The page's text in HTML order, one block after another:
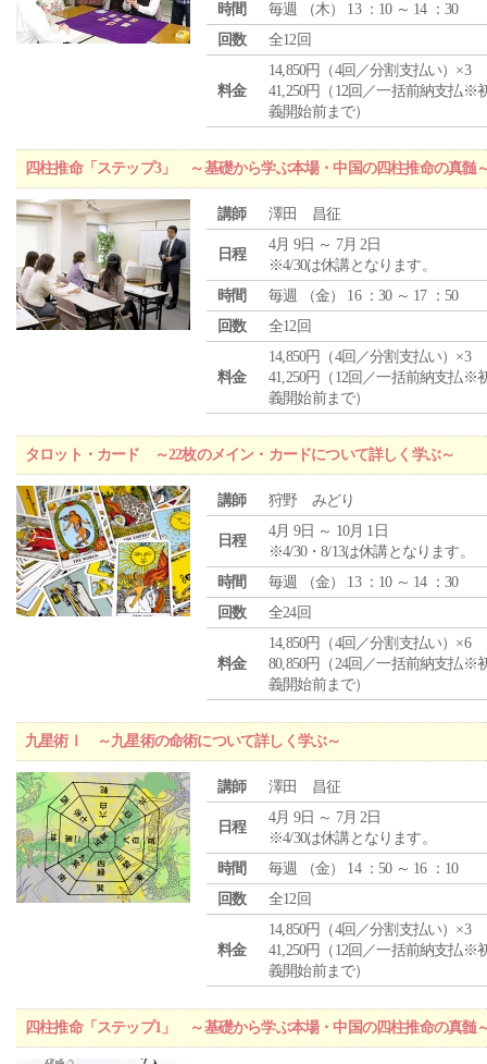
時間
毎週 （木） 13 ：10 ～ 14 ：30
回数
全12回
料金
14,850円（4回／分割支払い）×3
41,250円（12回／一括前納支払※
義開始前まで）
四柱推命「ステップ3」 ～基礎から学ぶ本場・中国の四柱推命の真髄
講師 澤田 昌征
日程
4月 9日 ～ 7月 2日
※4/30は休講となります。
時間
毎週 （金） 16 ：30 ～ 17 ：50
回数
全12回
料金
14,850円（4回／分割支払い）×3
41,250円（12回／一括前納支払※
義開始前まで）
タロット・カード ～22枚のメイン・カードについて詳しく学ぶ～
講師 狩野 みどり
日程
4月 9日 ～ 10月 1日
※4/30・8/13は休講となります。
時間
毎週 （金） 13 ：10 ～ 14 ：30
回数
全24回
料金
14,850円（4回／分割支払い）×6
80,850円（24回／一括前納支払※
義開始前まで）
九星術Ⅰ ～九星術の命術について詳しく学ぶ～
講師 澤田 昌征
日程
4月 9日 ～ 7月 2日
※4/30は休講となります。
時間
毎週 （金） 14 ：50 ～ 16 ：10
回数
全12回
料金
14,850円（4回／分割支払い）×3
41,250円（12回／一括前納支払※
義開始前まで）
四柱推命「ステップ1」 ～基礎から学ぶ本場・中国の四柱推命の真髄